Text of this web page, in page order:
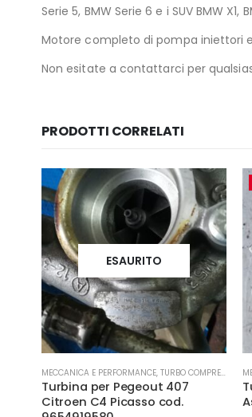
Serie 5, BMW Serie 6 e i SUV BMW X1,
Motore completo di pompa iniettori
Non esitate a contattarci per
PRODOTTI CORRELATI
ESAURITO
MECCANICA E PERFORMANCE, TURBO COMPRESSORE- TURBINA
Turbina per Pegeout 407
Citroen C4 Picasso cod.